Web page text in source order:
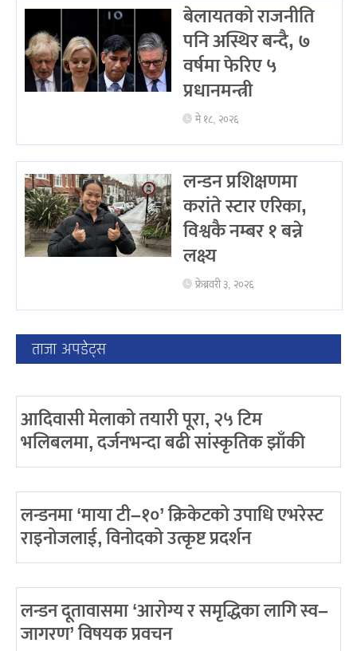
बेलायतको राजनीति
पनि अस्थिर बन्दै, ७
वर्षमा फेरिए ५
प्रधानमन्त्री
मे १८, २०२६
लन्डन प्रशिक्षणमा
करांते स्टार एरिका,
विश्वकै नम्बर १ बन्ने
लक्ष्य
फ्रेब्रवरी ३, २०२६
ताजा अपडेट्स
आदिवासी मेलाको तयारी पूरा, २५ टिम
भलिबलमा, दर्जनभन्दा बढी सांस्कृतिक झाँकी
लन्डनमा ‘माया टी–१०’ क्रिकेटको उपाधि एभरेस्ट
राइनोजलाई, विनोदको उत्कृष्ट प्रदर्शन
लन्डन दूतावासमा ‘आरोग्य र समृद्धिका लागि स्व–
जागरण’ विषयक प्रवचन